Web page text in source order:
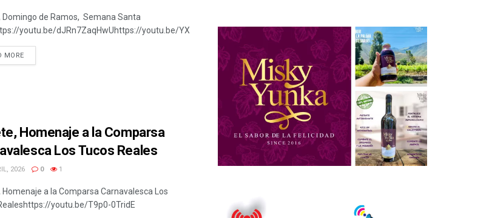
Domingo de Ramos, Semana Santa
youtu.be/dJRn7ZaqHwUhttps://youtu.be/YX125wnSV1Mhttps://youtu.be/s3d5bjYvz1Ahttps://youtu.be/x50YmmUxFqo
MORE
Homenaje a la Comparsa
Los Tucos Reales
2026 0 1
Homenaje a la Comparsa Carnavalesca Los
youtu.be/T9p0-0TridE